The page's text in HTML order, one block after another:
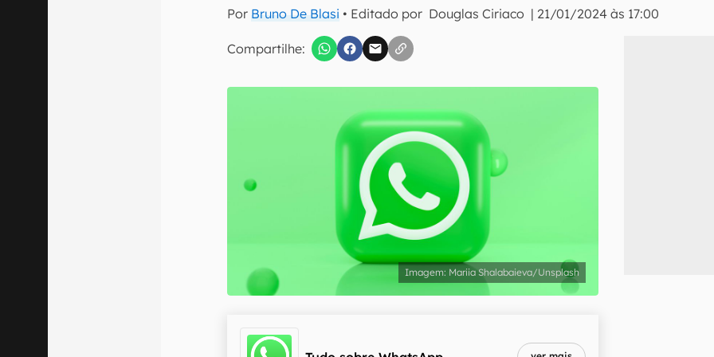
Por Bruno De Blasi • Editado por Douglas Ciriaco | 21/01/2024 às 17:00
Compartilhe:
Confirmo que li, aceito e concordo com os
Mariia Shalabaieva/Unsplash